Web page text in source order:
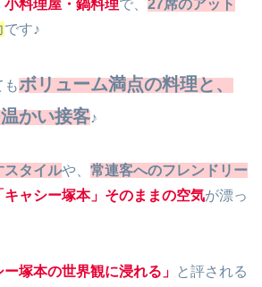
小料理屋・鍋料理で、 27席のアット
です♪
もボリューム満点の料理と、
かい接客♪
スタイルや、 常連客へのフレンドリー
キャシー塚本」そのままの空気が漂っ
ー塚本の世界観に浸れる」
と評される